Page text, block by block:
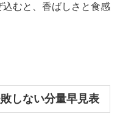
むと、香ばしさと食感
しない分量早見表